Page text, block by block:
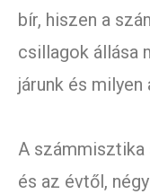
bír, hiszen a
csillagok állása
járunk és
A számmisztika
és az évtől,